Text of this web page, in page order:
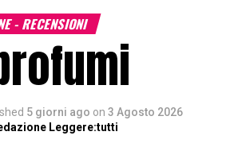
- RECENSIONI
5 giorni ago on 3 Agosto 2026
Leggere:tutti